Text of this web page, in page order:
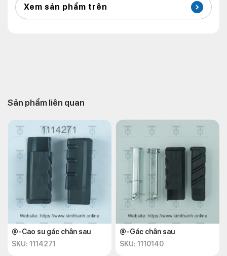
Xem sản phẩm trên
Sản phẩm liên quan
@-Cao su gác chân sau
SKU: 1114271
@-Gác chân sau
SKU: 1110140